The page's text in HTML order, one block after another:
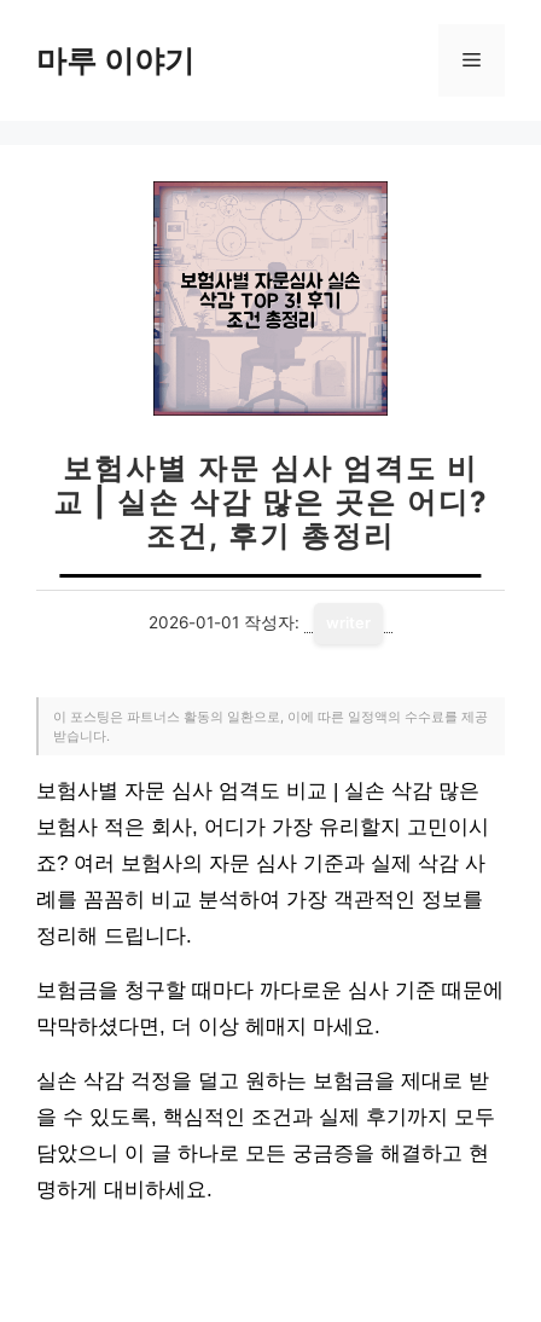
마루 이야기 메
보험사별 자문 심사 엄격도 비
교 | 실손 삭감 많은 곳은 어디?
조건, 후기 총정리
2026-01-01 작성자:
이 포스팅은 파트너스 활동의 일환으로, 이에 따른 일정액의 수수료를 제공
받습니다.
보험사별 자문 심사 엄격도 비교 | 실손 삭감 많은
보험사 적은 회사, 어디가 가장 유리할지 고민이시
죠? 여러 보험사의 자문 심사 기준과 실제 삭감 사
례를 꼼꼼히 비교 분석하여 가장 객관적인 정보를
정리해 드립니다.
보험금을 청구할 때마다 까다로운 심사 기준 때문에
막막하셨다면, 더 이상 헤매지 마세요.
실손 삭감 걱정을 덜고 원하는 보험금을 제대로 받
을 수 있도록, 핵심적인 조건과 실제 후기까지 모두
담았으니 이 글 하나로 모든 궁금증을 해결하고 현
명하게 대비하세요.